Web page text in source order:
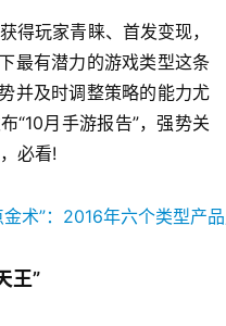
得玩家青睐、首发变现，
最有潜力的游戏类型这条
并及时调整策略的能力尤
“10月手游报告”，强势关
必看!
王”